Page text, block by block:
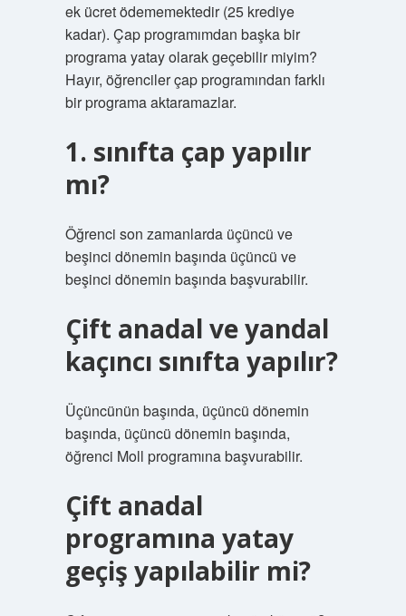
ek ücret ödememektedir (25 krediye
kadar). Çap programımdan başka bir
programa yatay olarak geçebilir miyim?
Hayır, öğrenciler çap programından farklı
bir programa aktaramazlar.
1. sınıfta çap yapılır
mı?
Öğrenci son zamanlarda üçüncü ve
beşinci dönemin başında üçüncü ve
beşinci dönemin başında başvurabilir.
Çift anadal ve yandal
kaçıncı sınıfta yapılır?
Üçüncünün başında, üçüncü dönemin
başında, üçüncü dönemin başında,
öğrenci Moll programına başvurabilir.
Çift anadal
programına yatay
geçiş yapılabilir mi?